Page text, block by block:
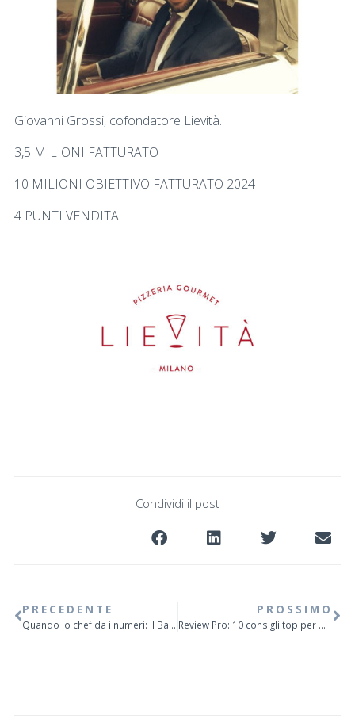
Giovanni Grossi, cofondatore Lievità.
3,5 MILIONI FATTURATO
10 MILIONI OBIETTIVO FATTURATO 2024
4 PUNTI VENDITA
Condividi il post
PRECEDENTE
Quando lo chef da i numeri: il Banqueting
PROSSIMO
Review Pro: 10 consigli top per migliorare il posizionamento su TripAdvisor